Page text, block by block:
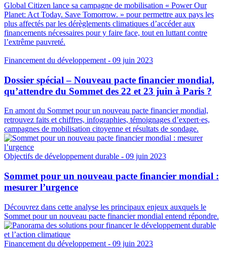
Global Citizen lance sa campagne de mobilisation « Power Our
Planet: Act Today. Save Tomorrow. » pour permettre aux pays les
plus affectés par les dérèglements climatiques d’accéder aux
financements nécessaires pour y faire face, tout en luttant contre
l’extrême pauvreté.
Financement du développement - 09 juin 2023
Dossier spécial – Nouveau pacte financier mondial,
qu’attendre du Sommet des 22 et 23 juin à Paris ?
En amont du Sommet pour un nouveau pacte financier mondial,
retrouvez faits et chiffres, infographies, témoignages d’expert·es,
campagnes de mobilisation citoyenne et résultats de sondage.
Objectifs de développement durable - 09 juin 2023
Sommet pour un nouveau pacte financier mondial :
mesurer l’urgence
Découvrez dans cette analyse les principaux enjeux auxquels le
Sommet pour un nouveau pacte financier mondial entend répondre.
Financement du développement - 09 juin 2023